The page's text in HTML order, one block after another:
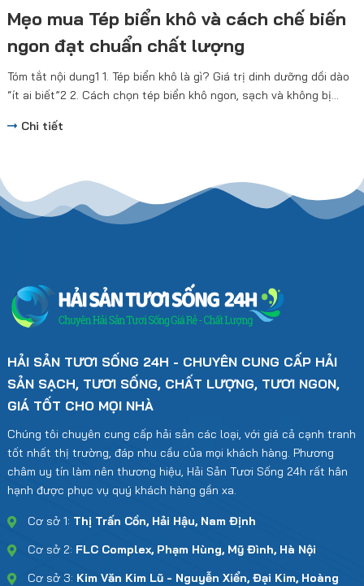
Mẹo mua Tép biển khô và cách chế biến
ngon đạt chuẩn chất lượng
Tóm tắt nội dung1 1. Tép biển khô là gì? Giá trị dinh dưỡng dồi dào
“ít ai biết”2 2. Cách chọn tép biển khô ngon, sạch và không bị...
Chi tiết
HẢI SẢN TƯƠI SỐNG 24H - CHUYÊN CUNG CẤP HẢI
SẢN SẠCH, TƯƠI SỐNG, CHẤT LƯỢNG, TƯƠI NGON,
GIÁ TỐT CHO MỌI NHÀ
Chúng tôi chuyên cung cấp hải sản các loại, với giá cả cạnh tranh
tốt nhất thị trường, đáp nhu cầu của mọi khách hàng. Phương
châm uy tín làm nên thương hiệu, Hải Sản Tươi Sống 24h rất hân
hạnh được phục vụ quý khách hàng gần xa.
Cơ sở 1: Thị Trấn Cồn, Hải Hậu, Nam Định
Cơ sở 2: FLC Complex, Phạm Hùng, Mỹ Đình, Hà Nội
Cơ sở 3: Kim Văn Kim Lũ - Nguyễn Xiển, Đại Kim, Hoàng